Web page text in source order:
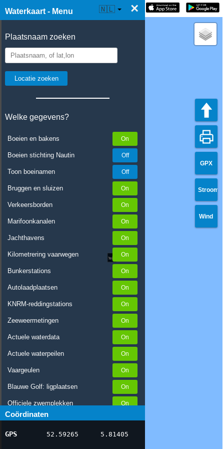
Waterkaart - Menu ×
Plaatsnaam zoeken
Welke gegevens?
Boeien en bakens
Boeien stichting Nautin
Toon boeinamen
Bruggen en sluizen
Verkeersborden
Marifoonkanalen
Jachthavens
Kilometrering vaarwegen
Bunkerstations
Autolaadplaatsen
KNRM-reddingstations
Zeeweermetingen
Actuele waterdata
Actuele waterpeilen
Vaargeulen
Blauwe Golf: ligplaatsen
Officiele zwemplekken
Stremmingen/hinder
AIS scheepsposities
Coördinaten
GPS 52.59265 5.81405
☰ Waterkaart Live 🇳🇱
GPX
Stroom
Wind